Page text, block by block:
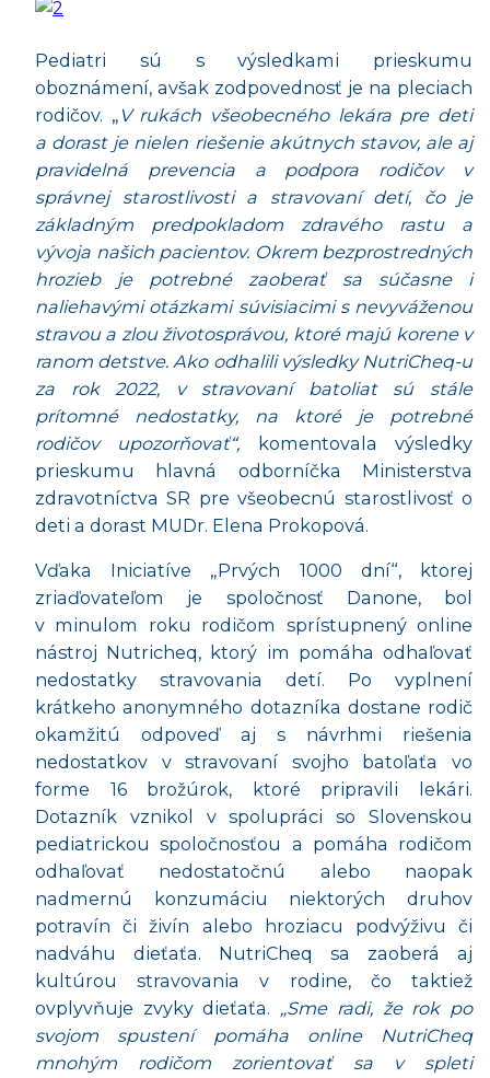
Pediatri sú s výsledkami prieskumu
oboznámení, avšak zodpovednosť je na pleciach
rodičov. „ V rukách všeobecného lekára pre deti
a dorast je nielen riešenie akútnych stavov, ale aj
pravidelná prevencia a podpora rodičov v
správnej starostlivosti a stravovaní detí, čo je
základným predpokladom zdravého rastu a
vývoja našich pacientov. Okrem bezprostredných
hrozieb je potrebné zaoberať sa súčasne i
naliehavými otázkami súvisiacimi s nevyváženou
stravou a zlou životosprávou, ktoré majú korene v
ranom detstve. Ako odhalili výsledky NutriCheq-u
za rok 2022, v stravovaní batoliat sú stále
prítomné nedostatky, na ktoré je potrebné
rodičov upozorňovať“,
komentovala výsledky
prieskumu hlavná odborníčka Ministerstva
zdravotníctva SR pre všeobecnú starostlivosť o
deti a dorast MUDr. Elena Prokopová.
Vďaka Iniciatíve „Prvých 1000 dní“, ktorej
zriaďovateľom je spoločnosť Danone, bol
v minulom roku rodičom sprístupnený online
nástroj Nutricheq, ktorý im pomáha odhaľovať
nedostatky stravovania detí. Po vyplnení
krátkeho anonymného dotazníka dostane rodič
okamžitú odpoveď aj s návrhmi riešenia
nedostatkov v stravovaní svojho batoľaťa vo
forme 16 brožúrok, ktoré pripravili lekári.
Dotazník vznikol v spolupráci so Slovenskou
pediatrickou spoločnosťou a pomáha rodičom
odhaľovať nedostatočnú alebo naopak
nadmernú konzumáciu niektorých druhov
potravín či živín alebo hroziacu podvýživu či
nadváhu dieťaťa. NutriCheq sa zaoberá aj
kultúrou stravovania v rodine, čo taktiež
ovplyvňuje zvyky dieťaťa. „Sme radi, že rok po
svojom spustení pomáha online NutriCheq
mnohým rodičom zorientovať sa v spleti